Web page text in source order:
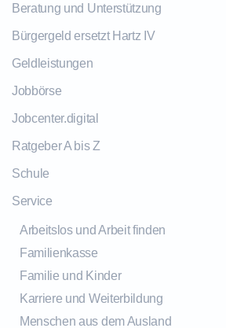
Beratung und Unterstützung
Bürgergeld ersetzt Hartz IV
Geldleistungen
Jobbörse
Jobcenter.digital
Ratgeber A bis Z
Schule
Service
Arbeitslos und Arbeit finden
Familienkasse
Familie und Kinder
Karriere und Weiterbildung
Menschen aus dem Ausland